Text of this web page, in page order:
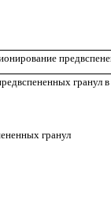
гранул в
гранул